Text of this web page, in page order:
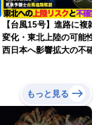
【台風15号】進路に複雑
変化・東北上陸の可能性
西日本へ影響拡大の不確
もっと見る